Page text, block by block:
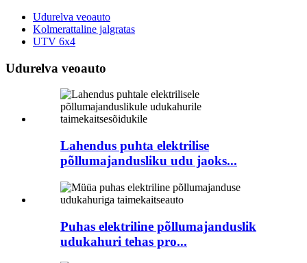
Udurelva veoauto
Kolmerattaline jalgratas
UTV 6x4
Udurelva veoauto
Lahendus puhta elektrilise
põllumajandusliku udu jaoks...
Puhas elektriline põllumajanduslik
udukahuri tehas pro...